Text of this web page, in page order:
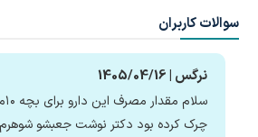
سوالات کاربران
نرگس | 1405/04/16
چرک کرده بود دکتر نوشت جعبشو شوهرم